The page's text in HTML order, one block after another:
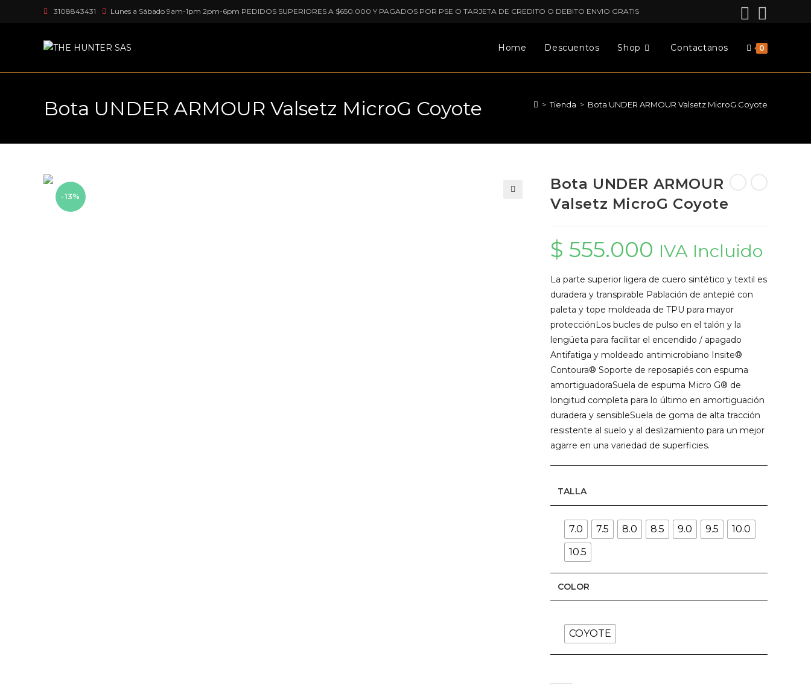
3108843431 Lunes a Sábado 9am-1pm 2pm-6pm PEDIDOS SUPERIORES A $650.000 Y PAGADOS POR PSE O TARJETA DE CREDITO O DEBITO ENVIO GRATIS
Home Descuentos Shop Contactanos 0
Bota UNDER ARMOUR Valsetz MicroG Coyote > Tienda > Bota UNDER ARMOUR Valsetz MicroG Coyote
-13%
Bota UNDER ARMOUR
Valsetz MicroG Coyote
$ 555.000 IVA Incluido
La parte superior ligera de cuero sintético y textil es
duradera y transpirable Pablación de antepié con
paleta y tope moldeada de TPU para mayor
protecciónLos bucles de pulso en el talón y la
lengüeta para facilitar el encendido / apagado
Antifatiga y moldeado antimicrobiano Insite®
Contoura® Soporte de reposapiés con espuma
amortiguadoraSuela de espuma Micro G® de
longitud completa para lo último en amortiguación
duradera y sensibleSuela de goma de alta tracción
resistente al suelo y al deslizamiento para un mejor
agarre en una variedad de superficies.
TALLA
7.0 7.5 8.0 8.5 9.0 9.5
10.0
10.5
COLOR
COYOTE